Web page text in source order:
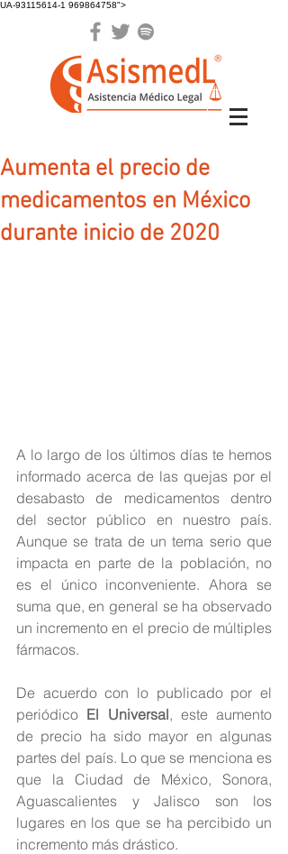
UA-93115614-1 969864758">
Aumenta el precio de
medicamentos en México
durante inicio de 2020
A lo largo de los últimos días te hemos
informado acerca de las quejas por el
desabasto de medicamentos dentro
del sector público en nuestro país.
Aunque se trata de un tema serio que
impacta en parte de la población, no
es el único inconveniente. Ahora se
suma que, en general se ha observado
un incremento en el precio de múltiples
fármacos.
De acuerdo con lo publicado por el
periódico El Universal, este aumento
de precio ha sido mayor en algunas
partes del país. Lo que se menciona es
que la Ciudad de México, Sonora,
Aguascalientes y Jalisco son los
lugares en los que se ha percibido un
incremento más drástico.